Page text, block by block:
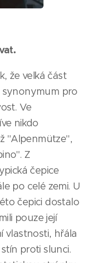
že velká část
synonymum pro
Ve
nikdo
"Alpenmütze",
Z
čepice
po celé zemi. U
čepici dostalo
pouze její
vlastnosti, hřála
proti slunci.